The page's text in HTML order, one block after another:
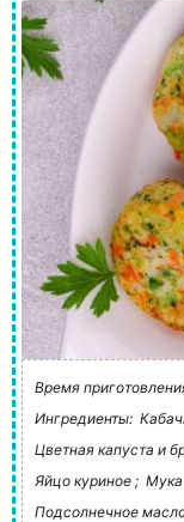
Время
Ингредиенты:
Цветная капуста и
Яйцо куриное ; Мука
Подсолнечное